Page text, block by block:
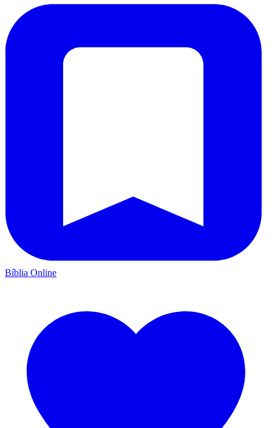
Bíblia Online